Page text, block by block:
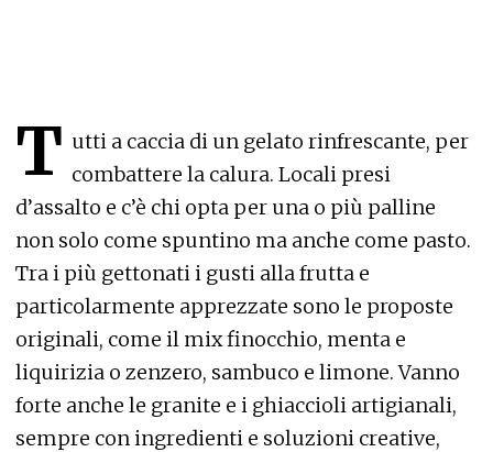
T utti a caccia di un gelato rinfrescante, per
combattere la calura. Locali presi
d’assalto e c’è chi opta per una o più palline
non solo come spuntino ma anche come pasto.
Tra i più gettonati i gusti alla frutta e
particolarmente apprezzate sono le proposte
originali, come il mix finocchio, menta e
liquirizia o zenzero, sambuco e limone. Vanno
forte anche le granite e i ghiaccioli artigianali,
sempre con ingredienti e soluzioni creative,